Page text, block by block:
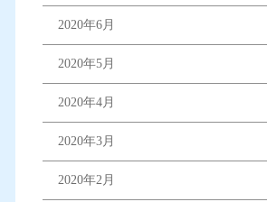
2020年6月
2020年5月
2020年4月
2020年3月
2020年2月